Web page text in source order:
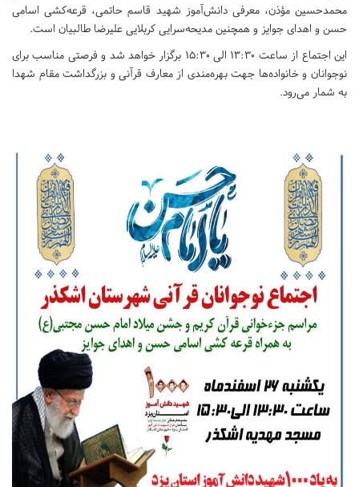
محمدحسین مؤذن، معرفی دانش‌آموز شهید قاسم حاتمی، قرعه‌کشی اسامی
حسن و اهدای جوایز و همچنین مدیحه‌سرایی کربلایی علیرضا طالبیان است.
این اجتماع از ساعت ۱۳:۳۰ الی ۱۵:۳۰ برگزار خواهد شد و فرصتی مناسب برای
نوجوانان و خانواده‌ها جهت بهره‌مندی از معارف قرآنی و بزرگداشت مقام شهدا
به شمار می‌رود.